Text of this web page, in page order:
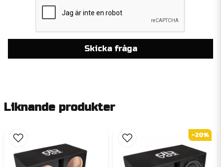
Skicka fråga
Liknande produkter
-20%